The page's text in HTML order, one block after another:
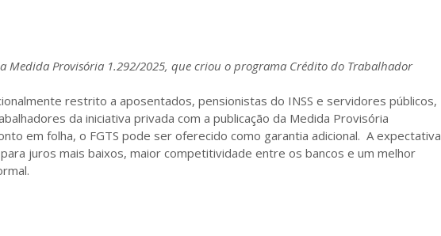
Medida Provisória 1.292/2025, que criou o programa Crédito do Trabalhador
restrito a aposentados, pensionistas do INSS e servidores públicos,
da iniciativa privada com a publicação da Medida Provisória
em folha, o FGTS pode ser oferecido como garantia adicional. A expectativa
juros mais baixos, maior competitividade entre os bancos e um melhor